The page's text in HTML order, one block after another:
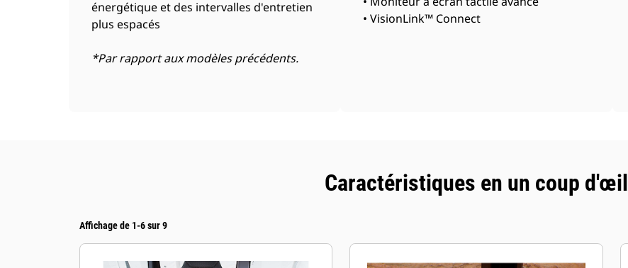
énergétique et des intervalles d'entretien
plus espacés
*Par rapport aux modèles précédents.
• VisionLink™ Connect
Caractéristiques en un coup d'œil
Affichage de 1-6 sur 9